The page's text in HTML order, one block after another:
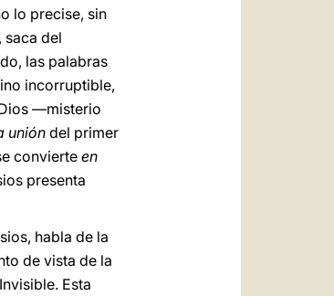
lo precise, sin
saca del
las palabras
incorruptible,
—misterio
unión del primer
convierte en
presenta
habla de la
de vista de la
Esta